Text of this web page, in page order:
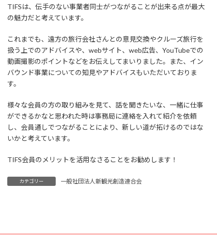
TIFSは、伝手のない事業者同士がつながることが出来る点が最大
の魅力だと考えています。
これまでも、遠方の旅行会社さんとの意見交換やクルーズ旅行を
扱う上でのアドバイスや、webサイト、web広告、YouTubeでの
動画撮影のポイントなどをお伝えしてまいりました。また、イン
バウンド事業についての知見やアドバイスもいただいておりま
す。
様々な会員の方の取り組みを見て、話を聞きたいな、一緒に仕事
ができるかなと思われた時は事務局に連絡を入れて紹介を依頼
し、会員通しでつながることにより、新しい道が拓けるのではな
いかと考えています。
TIFS会員のメリットを活用なさることをお勧めします！
カテゴリー 一般社団法人新観光創造連合会